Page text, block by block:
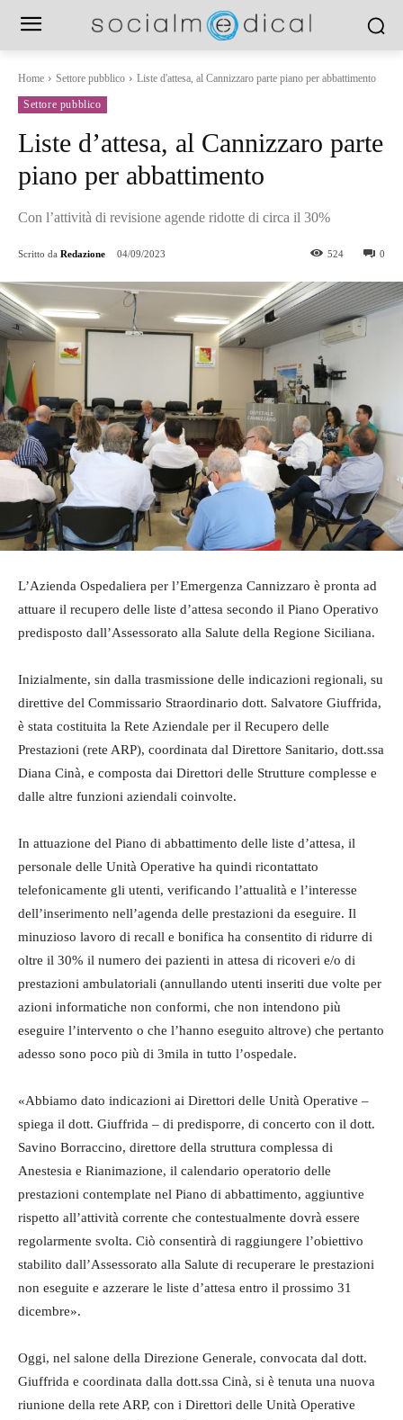
Home Settore pubblico Liste d'attesa, al Cannizzaro parte piano per abbattimento
Settore pubblico
Liste d’attesa, al Cannizzaro parte
piano per abbattimento
Con l’attività di revisione agende ridotte di circa il 30%
Scritto da Redazione 04/09/2023 0
524
L’Azienda Ospedaliera per l’Emergenza Cannizzaro è pronta ad
attuare il recupero delle liste d’attesa secondo il Piano Operativo
predisposto dall’Assessorato alla Salute della Regione Siciliana.
Inizialmente, sin dalla trasmissione delle indicazioni regionali, su
direttive del Commissario Straordinario dott. Salvatore Giuffrida,
è stata costituita la Rete Aziendale per il Recupero delle
Prestazioni (rete ARP), coordinata dal Direttore Sanitario, dott.ssa
Diana Cinà, e composta dai Direttori delle Strutture complesse e
dalle altre funzioni aziendali coinvolte.
In attuazione del Piano di abbattimento delle liste d’attesa, il
personale delle Unità Operative ha quindi ricontattato
telefonicamente gli utenti, verificando l’attualità e l’interesse
dell’inserimento nell’agenda delle prestazioni da eseguire. Il
minuzioso lavoro di recall e bonifica ha consentito di ridurre di
oltre il 30% il numero dei pazienti in attesa di ricoveri e/o di
prestazioni ambulatoriali (annullando utenti inseriti due volte per
azioni informatiche non conformi, che non intendono più
eseguire l’intervento o che l’hanno eseguito altrove) che pertanto
adesso sono poco più di 3mila in tutto l’ospedale.
«Abbiamo dato indicazioni ai Direttori delle Unità Operative –
spiega il dott. Giuffrida – di predisporre, di concerto con il dott.
Savino Borraccino, direttore della struttura complessa di
Anestesia e Rianimazione, il calendario operatorio delle
prestazioni contemplate nel Piano di abbattimento, aggiuntive
rispetto all’attività corrente che contestualmente dovrà essere
regolarmente svolta. Ciò consentirà di raggiungere l’obiettivo
stabilito dall’Assessorato alla Salute di recuperare le prestazioni
non eseguite e azzerare le liste d’attesa entro il prossimo 31
dicembre».
Oggi, nel salone della Direzione Generale, convocata dal dott.
Giuffrida e coordinata dalla dott.ssa Cinà, si è tenuta una nuova
riunione della rete ARP, con i Direttori delle Unità Operative